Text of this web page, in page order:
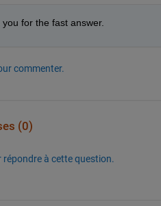
you for the fast answer.
commenter.
(0)
répondre à cette question.